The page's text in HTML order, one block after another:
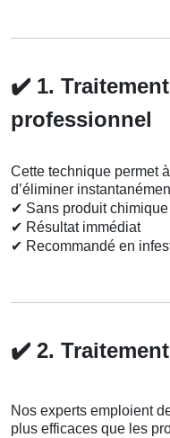
✔️ 1.
professionnel
Cette technique permet
d’éliminer
✔ Sans produit chimique
✔ Résultat immédiat
✔ Recommandé en
✔️ 2.
Nos experts emploient
plus efficaces que les